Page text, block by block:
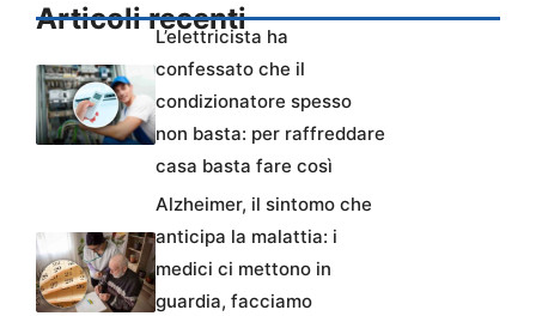
Articoli recenti
L’elettricista ha
confessato che il
condizionatore spesso
non basta: per raffreddare
casa basta fare così
Alzheimer, il sintomo che
anticipa la malattia: i
medici ci mettono in
guardia, facciamo